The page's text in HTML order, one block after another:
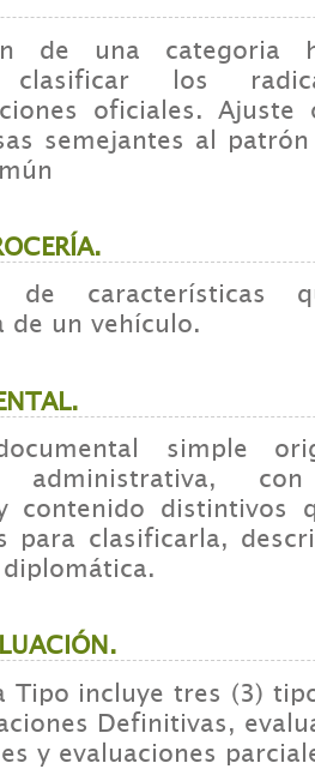
de una categoria
clasificar los
oficiales. Ajuste
semejantes al
de características
de un vehículo.
simple
administrativa, con
contenido distintivos
para clasificarla,
Tipo incluye tres (3)
Definitivas,
y evaluaciones